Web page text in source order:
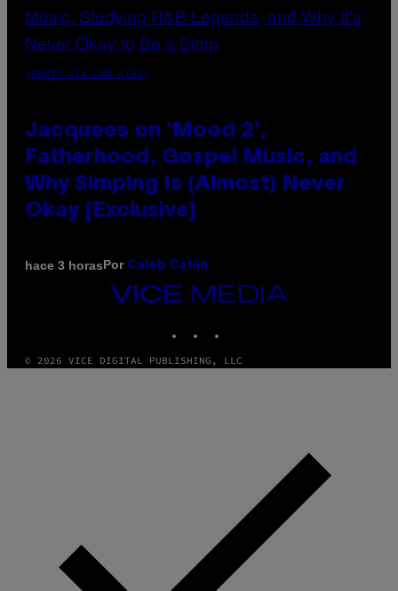
(PHOTO VIA CAM KIRK)
Jacquees on ‘Mood 2’,
Fatherhood, Gospel Music, and
Why Simping Is (Almost) Never
Okay [Exclusive]
hace 3 horasPor Caleb Catlin
VICE
MEDIA
© 2026 VICE DIGITAL PUBLISHING, LLC